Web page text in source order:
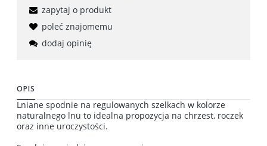
zapytaj o produkt
poleć znajomemu
dodaj opinię
OPIS
Lniane spodnie na regulowanych szelkach w kolorze
naturalnego lnu to idealna propozycja na chrzest, roczek
oraz inne uroczystości.